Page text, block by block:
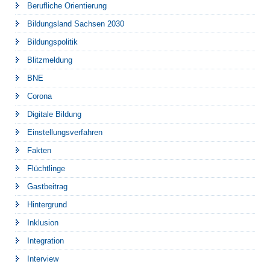
Berufliche Orientierung
Bildungsland Sachsen 2030
Bildungspolitik
Blitzmeldung
BNE
Corona
Digitale Bildung
Einstellungsverfahren
Fakten
Flüchtlinge
Gastbeitrag
Hintergrund
Inklusion
Integration
Interview